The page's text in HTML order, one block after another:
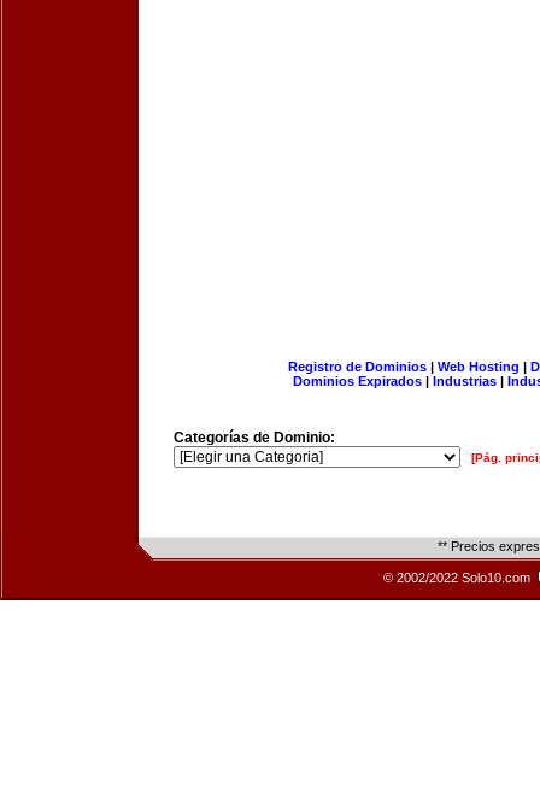
Registro de Dominios| Web Hosting |
Dominios Expirados | Industrias |
Categorías de Dominio:
[Pág.
** Precios
© 2002/2022 Solo10.com